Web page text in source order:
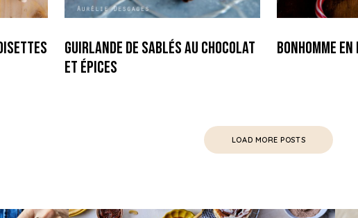
Guirlande de Sablés au Chocolat
et épices
Bonhomme
LOAD MORE POSTS